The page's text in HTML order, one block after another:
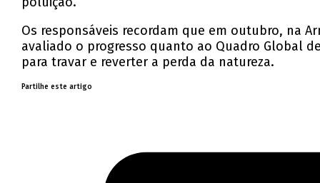
Os responsáveis recordam que em outubro, na
avaliado o progresso quanto ao Quadro Global
para travar e reverter a perda da natureza.
Partilhe este artigo